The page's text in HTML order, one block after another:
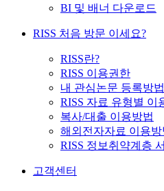
BI 및 배너 다운로드
RISS 처음 방문 이세요?
RISS란?
RISS 이용권한
내 관심논문 등록방법
RISS 자료 유형별 이
복사/대출 이용방법
해외전자자료 이용방
RISS 정보취약계층
고객센터